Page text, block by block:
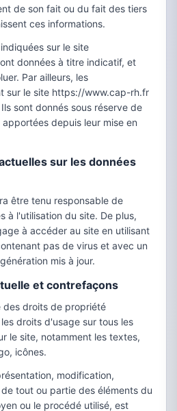
de son fait ou du fait des tiers
ces informations.
sur le site
données à titre indicatif, et
Par ailleurs, les
sur le site https://www.cap-rh.fr
sont donnés sous réserve de
depuis leur mise en
sur les données
être tenu responsable de
à l'utilisation du site. De plus,
à accéder au site en utilisant
pas de virus et avec un
mis à jour.
et contrefaçons
des droits de propriété
droits d'usage sur tous les
le site, notamment les textes,
icônes.
modification,
tout ou partie des éléments du
ou le procédé utilisé, est